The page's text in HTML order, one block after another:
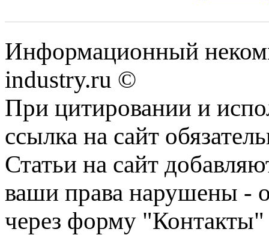
Информационный
industry.ru ©
При цитировании и
ссылка на сайт
Статьи на сайт
ваши права нарушены -
через форму "Контакты"